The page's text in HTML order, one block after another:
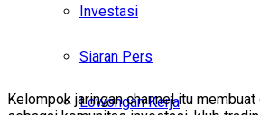
Investasi
Siaran Pers
Lowongan Kerja
Kelompok jaringan channel itu